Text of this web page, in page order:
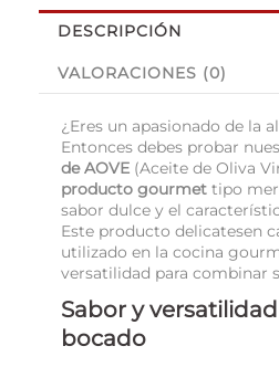
DESCRIPCIÓN
VALORACIONES (0)
¿Eres un apasionado de la
Entonces debes probar
de AOVE (Aceite de Oliva
producto gourmet tipo
sabor dulce y el
Este producto delicatesen
utilizado en la cocina
versatilidad para combinar
Sabor y
bocado